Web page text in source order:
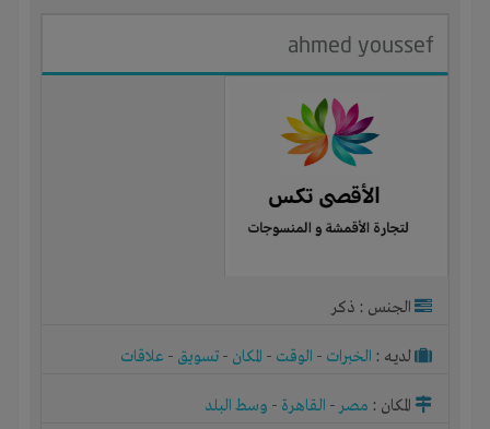
ahmed youssef
الجنس : ذكر
لديـه : الخبرات - الوقت - المكان - تسويق - علاقات
المكان : مصر- القاهرة - وسط البلد